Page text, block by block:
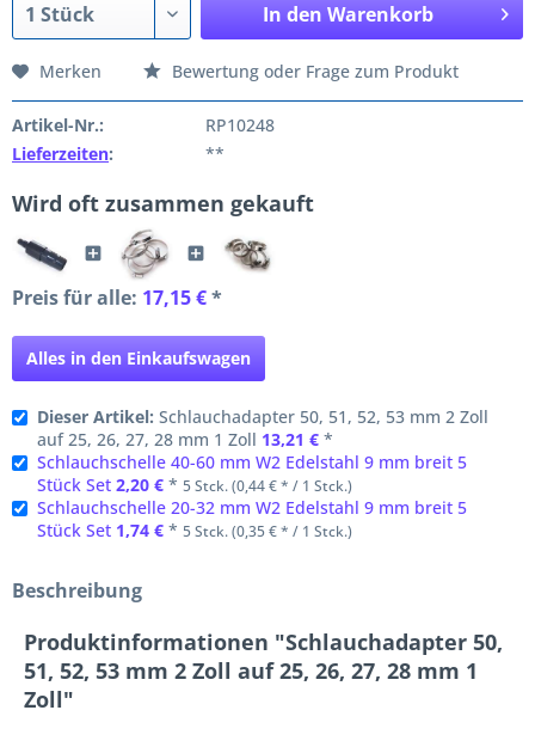
In den Warenkorb
Merken Bewertung oder Frage zum Produkt
Artikel-Nr.:
RP10248
Lieferzeiten: **
Wird oft zusammen gekauft
Preis für alle: 17,15 €*
Alles in den Einkaufswagen
Dieser Artikel: Schlauchadapter 50, 51, 52, 53 mm 2 Zoll
auf 25, 26, 27, 28 mm 1 Zoll 13,21 € *
Schlauchschelle 40-60 mm W2 Edelstahl 9 mm breit 5
Stück Set 2,20 € * 5 Stck. (0,44 € * / 1 Stck.)
Schlauchschelle 20-32 mm W2 Edelstahl 9 mm breit 5
Stück Set 1,74 € * 5 Stck. (0,35 € * / 1 Stck.)
Beschreibung
Produktinformationen "Schlauchadapter 50,
51, 52, 53 mm 2 Zoll auf 25, 26, 27, 28 mm 1
Zoll"